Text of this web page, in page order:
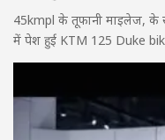
45kmpl के तूफानी माइलेज, के
में पेश हुई KTM 125 Duke